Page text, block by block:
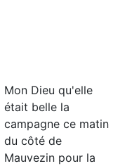
Mon Dieu qu'elle
était belle la
campagne ce matin
du côté de
Mauvezin pour la